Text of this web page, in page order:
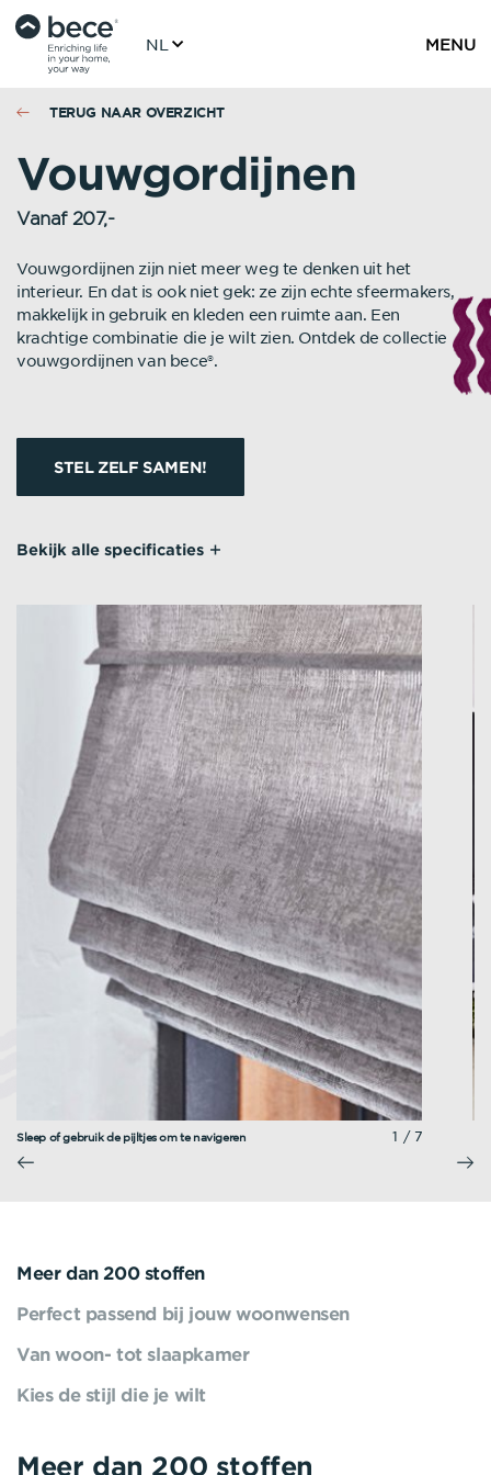
TERUG NAAR OVERZICHT
Vouwgordijnen
Vanaf 207,-
Vouwgordijnen zijn niet meer weg te denken uit het
interieur. En dat is ook niet gek: ze zijn echte sfeermakers,
makkelijk in gebruik en kleden een ruimte aan. Een
krachtige combinatie die je wilt zien. Ontdek de collectie
vouwgordijnen van bece®.
STEL ZELF SAMEN!
Bekijk alle specificaties
Sleep of gebruik de pijltjes om te navigeren 1/7
Meer dan 200 stoffen
Perfect passend bij jouw woonwensen
Van woon- tot slaapkamer
Kies de stijl die je wilt
Meer dan 200 stoffen
Perfect passend bij jouw
Van woon- tot slaapkamer
Kies de stijl die je wilt
NL MENU